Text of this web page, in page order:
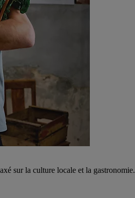
sur la culture locale et la gastronomie.